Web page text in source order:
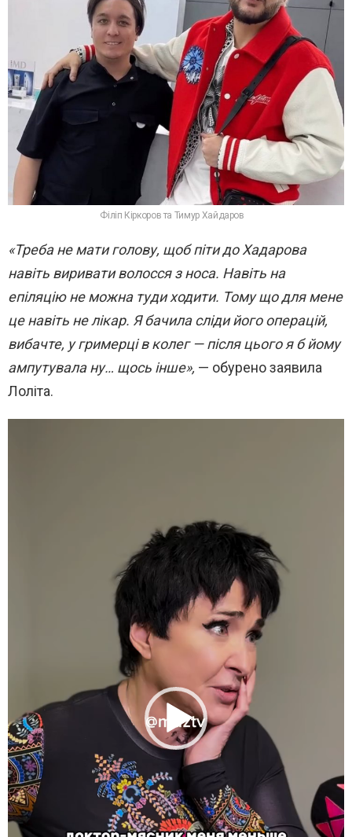
Філіп Кіркоров та Тимур Хайдаров
«Треба не мати голову, щоб піти до Хадарова
навіть виривати волосся з носа. Навіть на
епіляцію не можна туди ходити. Тому що для мене
це навіть не лікар. Я бачила сліди його операцій,
вибачте, у гримерці в колег — після цього я б йому
ампутувала ну… щось інше», — обурено заявила
Лоліта.